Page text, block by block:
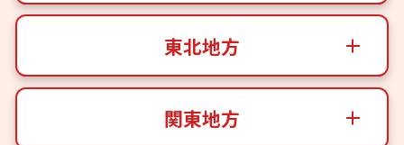
東北地方
関東地方